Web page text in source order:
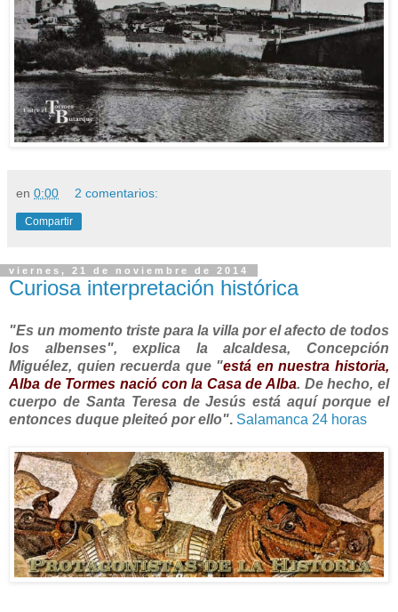
en 0:00 2 comentarios:
Compartir
viernes, 21 de noviembre de 2014
Curiosa interpretación histórica
"Es un momento triste para la villa por el afecto de todos
los albenses", explica la alcaldesa, Concepción
Miguélez, quien recuerda que "está en nuestra historia,
Alba de Tormes nació con la Casa de Alba. De hecho, el
cuerpo de Santa Teresa de Jesús está aquí porque el
entonces duque pleiteó por ello". Salamanca 24 horas